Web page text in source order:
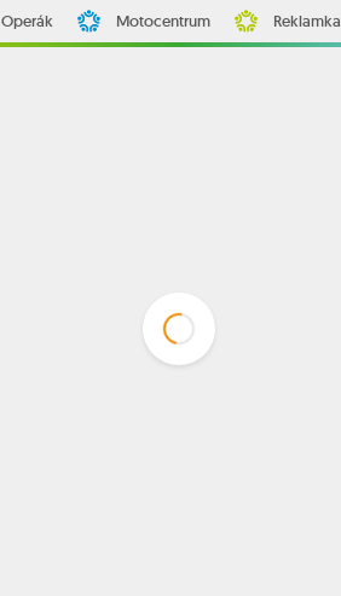
Operák Motocentrum Reklamka